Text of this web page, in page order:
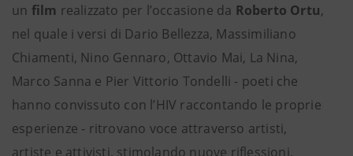
un film realizzato per l’occasione da Roberto Ortu,
nel quale i versi di Dario Bellezza, Massimiliano
Chiamenti, Nino Gennaro, Ottavio Mai, La Nina,
Marco Sanna e Pier Vittorio Tondelli - poeti che
hanno convissuto con l’HIV raccontando le proprie
esperienze - ritrovano voce attraverso artisti,
artiste e attivisti, stimolando nuove riflessioni.